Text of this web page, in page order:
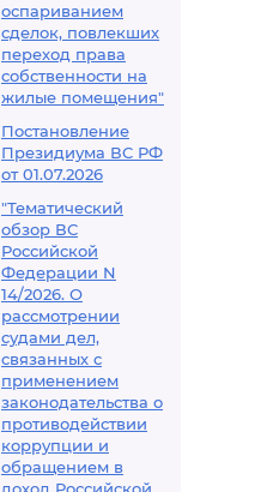
оспариванием
сделок, повлекших
переход права
собственности на
жилые помещения"
Постановление
Президиума ВС РФ
от 01.07.2026
"Тематический
обзор ВС
Российской
Федерации N
14/2026. О
рассмотрении
судами дел,
связанных с
применением
законодательства о
противодействии
коррупции и
обращением в